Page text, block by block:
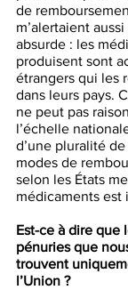
de
m’alertaient
absurde : les
produisent sont
étrangers qui les
dans leurs pays.
ne peut pas
l’échelle
d’une pluralité
modes de
selon les États
médicaments est
Est-ce à dire que
pénuries que
trouvent
l’Union ?